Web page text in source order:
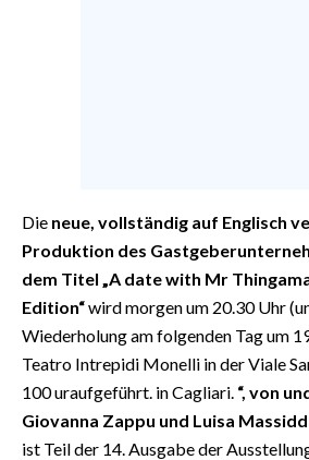
VIDEO
INFO AZIENDE
ABBONATI
Die neue, vollständig auf Englisch
Produktion des
dem Titel „A date with Mr
Edition“wird morgen um 20.30 Uhr
Wiederholung am folgenden Tag um
Teatro Intrepidi Monelli in der Viale
100 uraufgeführt. in Cagliari. “, von
Giovanna Zappu und Luisa
ist Teil der 14. Ausgabe der